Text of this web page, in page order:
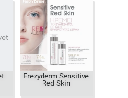
Frezyderm Sensitive
Red Skin